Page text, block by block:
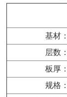
基材：
层数：
板厚：
规格：